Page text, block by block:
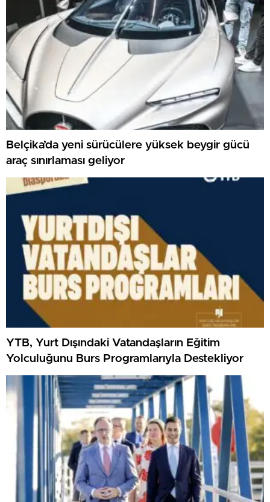
Belçika’da yeni sürücülere yüksek beygir gücü
araç sınırlaması geliyor
YTB, Yurt Dışındaki Vatandaşların Eğitim
Yolculuğunu Burs Programlarıyla Destekliyor